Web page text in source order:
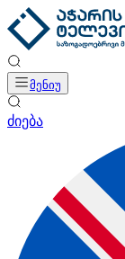
მენიუ
ძიება